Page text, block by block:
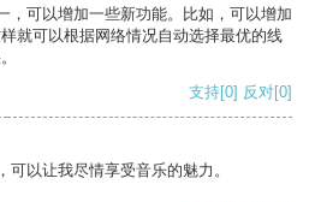
，可以增加一些新功能。比如，可以增加
就可以根据网络情况自动选择最优的线
支持[0] 反对[0]
以让我尽情享受音乐的魅力。